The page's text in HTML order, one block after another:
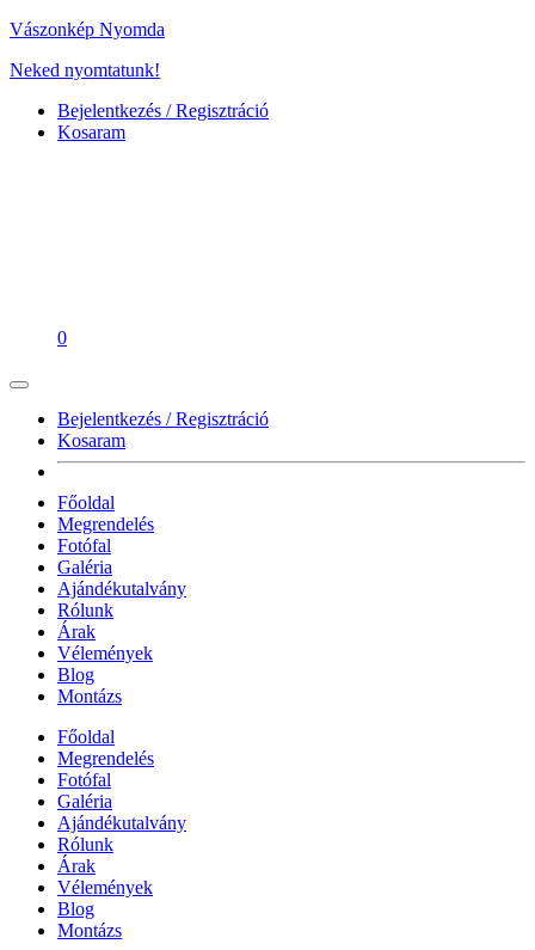
Vászonkép Nyomda
Neked nyomtatunk!
Bejelentkezés / Regisztráció
Kosaram
0
Bejelentkezés / Regisztráció
Kosaram
Főoldal
Megrendelés
Fotófal
Galéria
Ajándékutalvány
Rólunk
Árak
Vélemények
Blog
Montázs
Főoldal
Megrendelés
Fotófal
Galéria
Ajándékutalvány
Rólunk
Árak
Vélemények
Blog
Montázs